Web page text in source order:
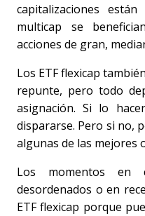
capitalizaciones
multicap se
acciones de gran,
Los ETF flexicap
repunte, pero todo
asignación. Si lo
dispararse. Pero si no,
algunas de las mejores
Los momentos en
desordenados o en
ETF flexicap porque